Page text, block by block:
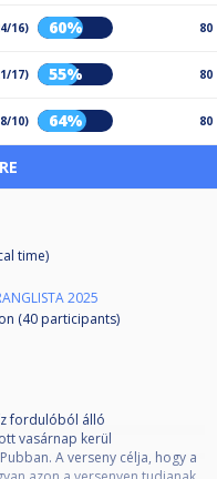
16) 60% 80
17) 55% 80
10) 64% 80
time)
2025
(40 participants)
tíz fordulóból álló
vasárnap kerül
A verseny célja, hogy a